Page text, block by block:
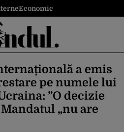
Economic
a emis
pe numele lui
”O decizie
„nu are